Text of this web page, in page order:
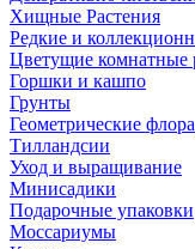
Хищные Растения
Редкие и
Цветущие комнатные
Горшки и кашпо
Грунты
Геометрические
Тилландсии
Уход и выращивание
Минисадики
Подарочные упаковки
Моссариумы